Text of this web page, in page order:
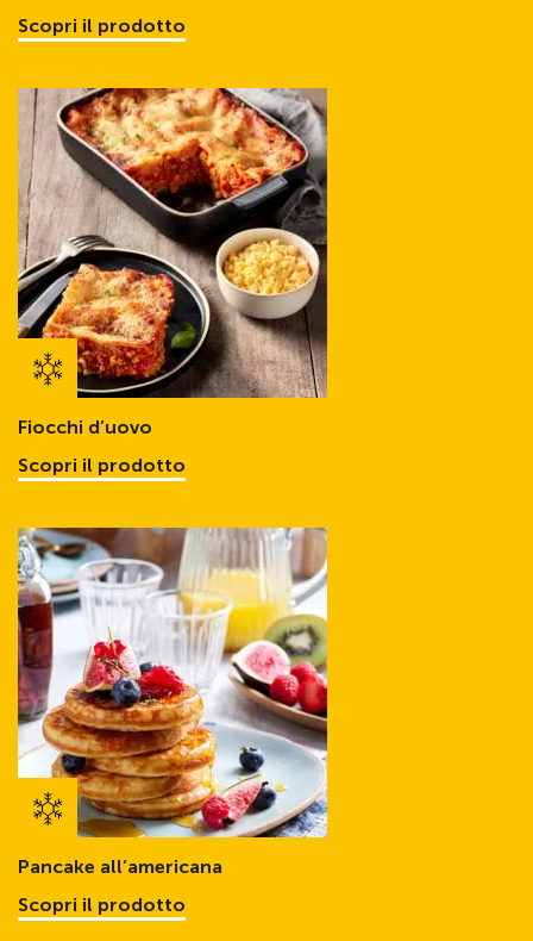
Scopri il prodotto
Fiocchi d’uovo
Scopri il prodotto
Pancake all’americana
Scopri il prodotto